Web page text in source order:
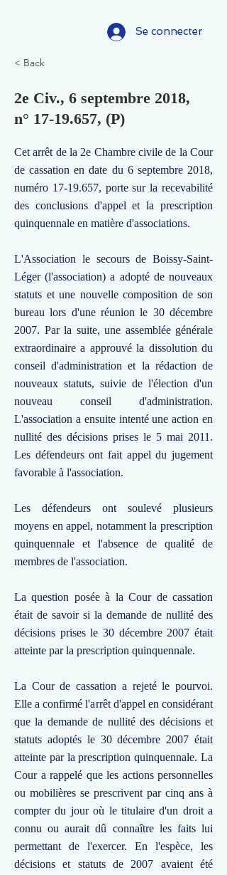
Se connecter
< Back
2e Civ., 6 septembre 2018,
n° 17-19.657, (P)
Cet arrêt de la 2e Chambre civile de la Cour
de cassation en date du 6 septembre 2018,
numéro 17-19.657, porte sur la recevabilité
des conclusions d'appel et la prescription
quinquennale en matière d'associations.
L'Association le secours de Boissy-Saint-
Léger (l'association) a adopté de nouveaux
statuts et une nouvelle composition de son
bureau lors d'une réunion le 30 décembre
2007. Par la suite, une assemblée générale
extraordinaire a approuvé la dissolution du
conseil d'administration et la rédaction de
nouveaux statuts, suivie de l'élection d'un
nouveau conseil d'administration.
L'association a ensuite intenté une action en
nullité des décisions prises le 5 mai 2011.
Les défendeurs ont fait appel du jugement
favorable à l'association.
Les défendeurs ont soulevé plusieurs
moyens en appel, notamment la prescription
quinquennale et l'absence de qualité de
membres de l'association.
La question posée à la Cour de cassation
était de savoir si la demande de nullité des
décisions prises le 30 décembre 2007 était
atteinte par la prescription quinquennale.
La Cour de cassation a rejeté le pourvoi.
Elle a confirmé l'arrêt d'appel en considérant
que la demande de nullité des décisions et
statuts adoptés le 30 décembre 2007 était
atteinte par la prescription quinquennale. La
Cour a rappelé que les actions personnelles
ou mobilières se prescrivent par cinq ans à
compter du jour où le titulaire d'un droit a
connu ou aurait dû connaître les faits lui
permettant de l'exercer. En l'espèce, les
décisions et statuts de 2007 avaient été